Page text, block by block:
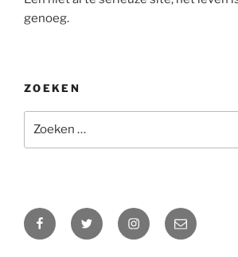
genoeg.
ZOEKEN
naar:
FacebookTwitter Instagram
E-
mail